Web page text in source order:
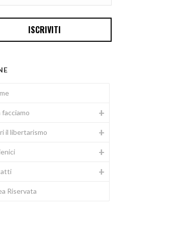
facciamo
il libertarismo
Riservata